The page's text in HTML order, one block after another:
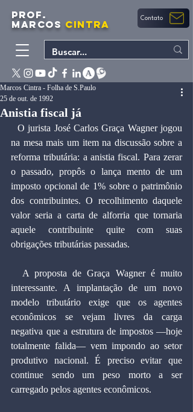
PROF.
MARCOS CINTRA Contato
Anistia fiscal já
Marcos Cintra - Folha de S.Paulo
25 de out. de 1992
na mesa mais um item na discussão sobre a
reforma tributária: a anistia fiscal. Para zerar
o passado, propôs o lança mento de um
imposto opcional de 1% sobre o patrimônio
dos contribuintes. O recolhimento daquele
valor seria a carta de alforria que tornaria
aquele contribuinte quite com suas
obrigações tributárias passadas.
interessante. A implantação de um novo
modelo tributário exige que os agentes
econômicos se vejam livres da carga
negativa que a estrutura de impostos —hoje
totalmente falida— vem impondo ao setor
produtivo nacional. É preciso evitar que
continue sendo um peso morto a ser
carregado pelos agentes econômicos.